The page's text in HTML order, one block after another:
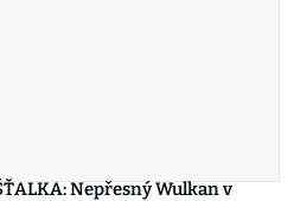
Nepřesný Wulkan v